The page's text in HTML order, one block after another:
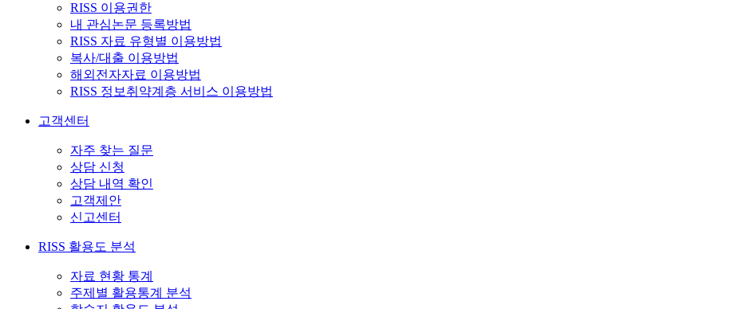
RISS 이용권한
내 관심논문 등록방법
RISS 자료 유형별 이용방법
복사/대출 이용방법
해외전자자료 이용방법
RISS 정보취약계층 서비스 이용방법
고객센터
자주 찾는 질문
상담 신청
상담 내역 확인
고객제안
신고센터
RISS 활용도 분석
자료 현황 통계
주제별 활용통계 분석